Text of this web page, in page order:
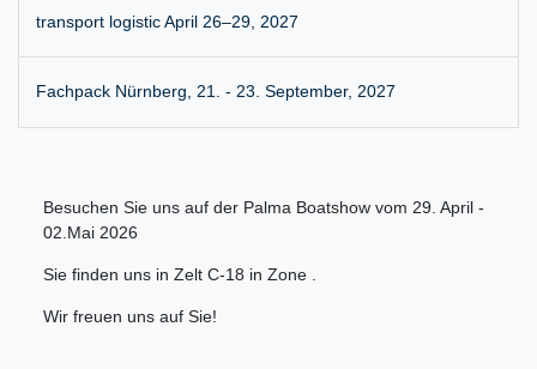
transport logistic April 26–29, 2027
Fachpack Nürnberg, 21. - 23. September, 2027
Besuchen Sie uns auf der Palma Boatshow vom 29. April -
02.Mai 2026
Sie finden uns in Zelt C-18 in Zone .
Wir freuen uns auf Sie!